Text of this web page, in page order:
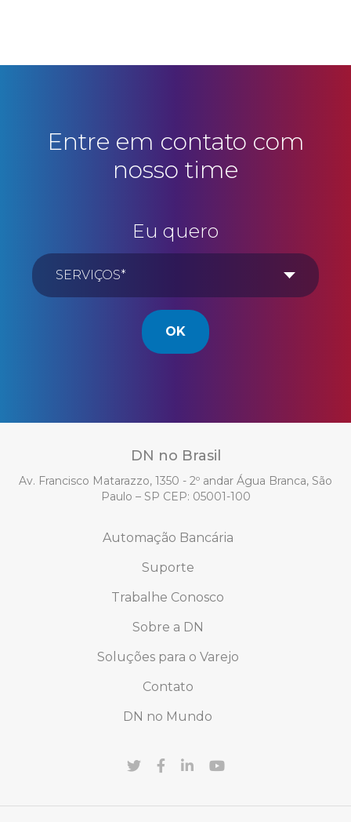
Entre em contato com
nosso time
Eu quero
OK
DN no Brasil
Av. Francisco Matarazzo, 1350 - 2º andar Água Branca, São
Paulo – SP CEP: 05001-100
Automação Bancária
Suporte
Trabalhe Conosco
Sobre a DN
Soluções para o Varejo
Contato
DN no Mundo